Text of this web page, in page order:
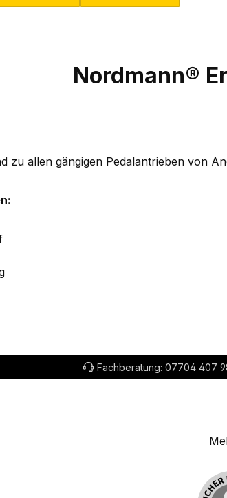
Nordmann®
zu allen gängigen Pedalantrieben von
Fachberatung: 07704 407